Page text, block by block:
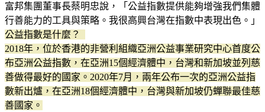
富邦集團董事長蔡明忠說，「公益指數提供能夠增強我們集體
行善能力的工具與策略。我很高興台灣在指數中表現出色。」
公益指數是什麼？
2018年，位於香港的非營利組織亞洲公益事業研究中心首度公
布亞洲公益指數，在亞洲15個經濟體中，台灣和新加坡並列慈
善做得最好的國家。2020年7月，兩年公布一次的亞洲公益指
數新出爐，在亞洲18個經濟體中，台灣與新加坡仍蟬聯最佳慈
善國家。